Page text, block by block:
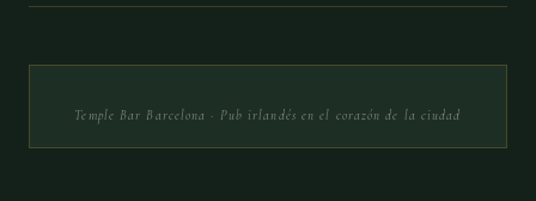
Temple Bar Barcelona · Pub irlandés en el corazón de la ciudad